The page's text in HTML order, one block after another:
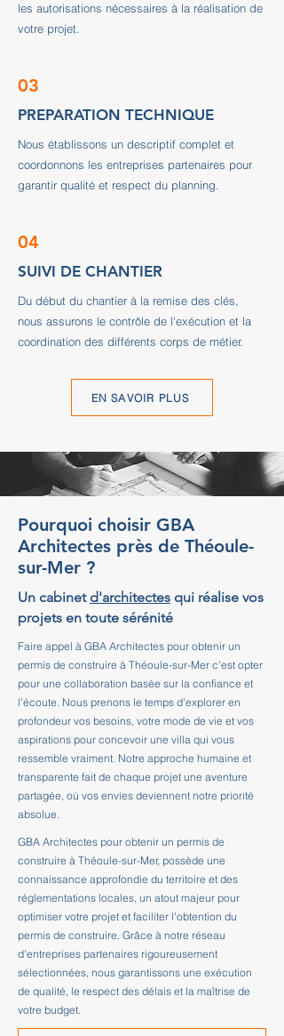
les autorisations nécessaires à la réalisation de
votre projet.
03
PREPARATION TECHNIQUE
Nous établissons un descriptif complet et
coordonnons les entreprises partenaires pour
garantir qualité et respect du planning.
04
SUIVI DE CHANTIER
Du début du chantier à la remise des clés,
nous assurons le contrôle de l'exécution et la
coordination des différents corps de métier.
EN SAVOIR PLUS
Pourquoi choisir GBA
Architectes près de Théoule-
sur-Mer ?
Un cabinet d'architectes qui réalise vos
projets en toute sérénité
Faire appel à GBA Architectes pour obtenir un
permis de construire à Théoule-sur-Mer c'est opter
pour une collaboration basée sur la confiance et
l'écoute. Nous prenons le temps d'explorer en
profondeur vos besoins, votre mode de vie et vos
aspirations pour concevoir une villa qui vous
ressemble vraiment. Notre approche humaine et
transparente fait de chaque projet une aventure
partagée, où vos envies deviennent notre priorité
absolue.
GBA Architectes pour obtenir un permis de
construire à Théoule-sur-Mer, possède une
connaissance approfondie du territoire et des
réglementations locales, un atout majeur pour
optimiser votre projet et faciliter l'obtention du
permis de construire. Grâce à notre réseau
d'entreprises partenaires rigoureusement
sélectionnées, nous garantissons une exécution
de qualité, le respect des délais et la maîtrise de
votre budget.